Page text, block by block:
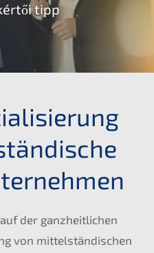
tipp
der ganzheitlichen
von mittelständischen